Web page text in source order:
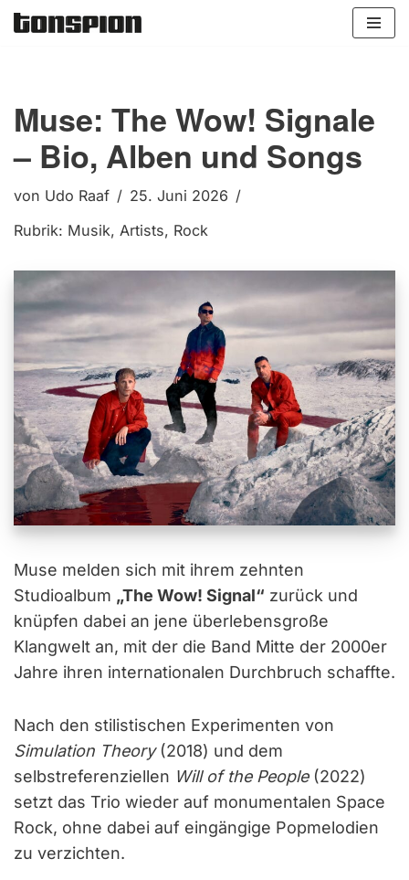
Muse: The Wow! Signale
– Bio, Alben und Songs
von Udo Raaf
25. Juni 2026
Rubrik: Musik, Artists, Rock
Muse melden sich mit ihrem zehnten
Studioalbum „The Wow! Signal“ zurück und
knüpfen dabei an jene überlebensgroße
Klangwelt an, mit der die Band Mitte der 2000er
Jahre ihren internationalen Durchbruch schaffte.
Nach den stilistischen Experimenten von
Simulation Theory(2018) und dem
selbstreferenziellen Will of the People(2022)
setzt das Trio wieder auf monumentalen Space
Rock, ohne dabei auf eingängige Popmelodien
zu verzichten.